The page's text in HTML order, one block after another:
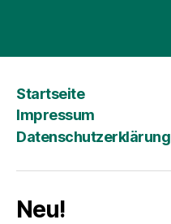
Startseite
Impressum
Datenschutzerklärung
Neu!